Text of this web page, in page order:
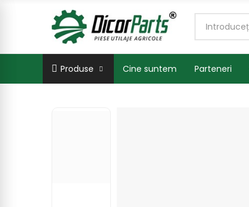
Produse Cine suntem Parteneri